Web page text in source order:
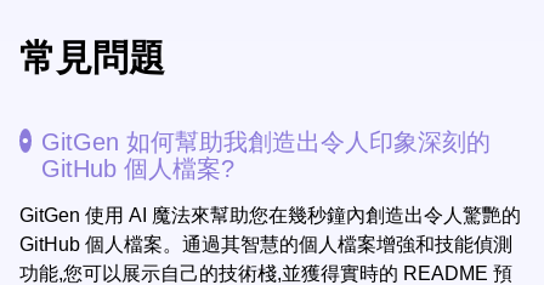
常見問題
GitGen 如何幫助我創造出令人印象深刻的
GitHub 個人檔案?
GitGen 使用 AI 魔法來幫助您在幾秒鐘內創造出令人驚艷的
GitHub 個人檔案。通過其智慧的個人檔案增強和技能偵測
功能,您可以展示自己的技術棧,並獲得實時的 README 預